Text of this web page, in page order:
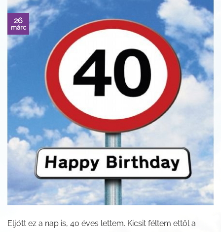
26
márc
Eljött ez a nap is, 40 éves lettem. Kicsit féltem ettől a